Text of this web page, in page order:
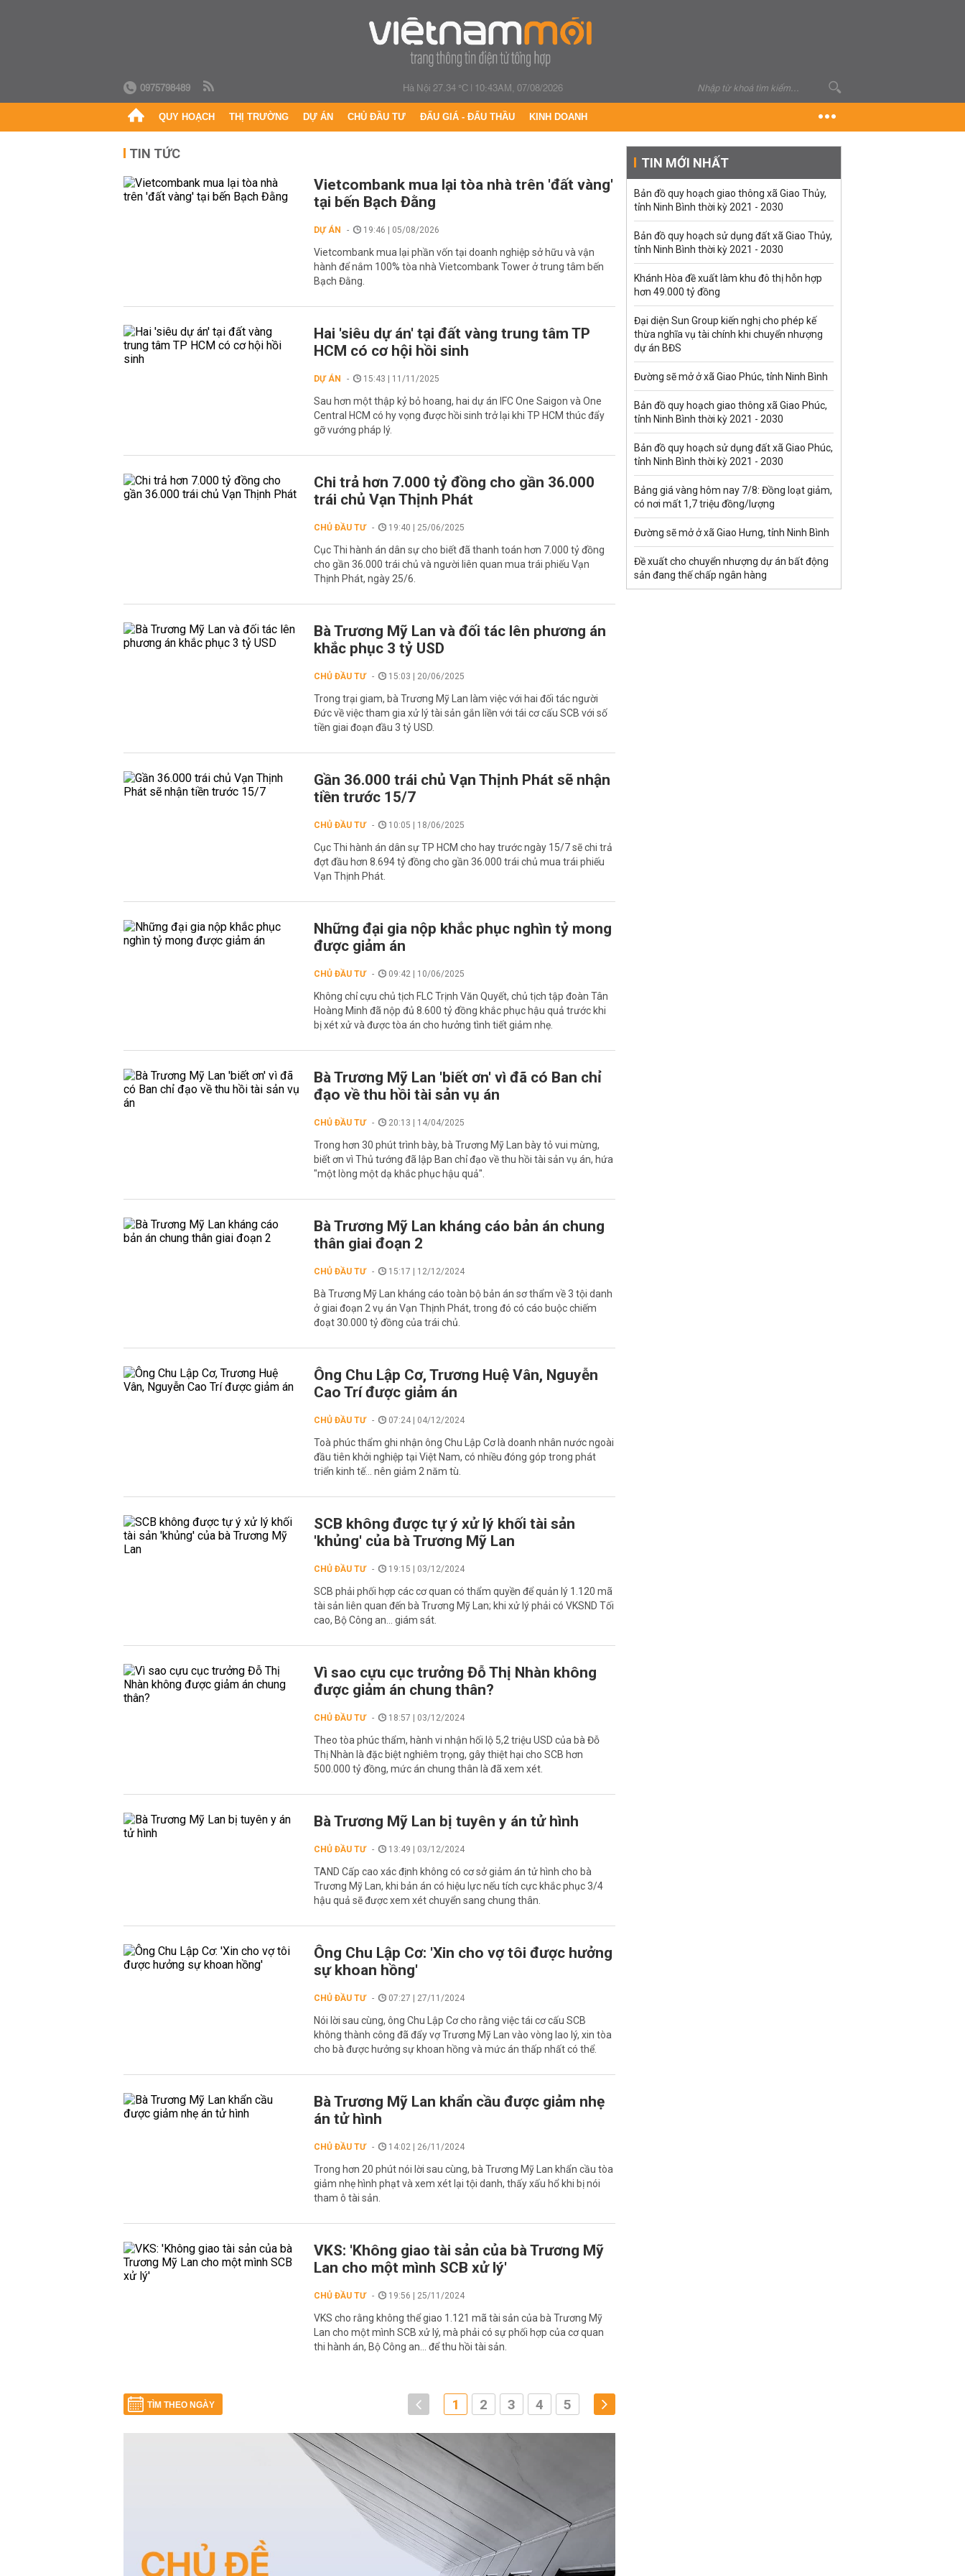
0975798489 Hà Nội 27.34 °C| 10:43AM, 07/08/2026
QUY HOẠCH THỊ TRƯỜNG DỰ ÁN CHỦ ĐẦU TƯ ĐẤU GIÁ - ĐẤU THẦU KINH DOANH
TIN TỨC
Vietcombank mua lại tòa nhà trên 'đất vàng'
tại bến Bạch Đằng
DỰ ÁN 19:46 | 05/08/2026
Vietcombank mua lại phần vốn tại doanh nghiệp sở hữu và vận
hành để nắm 100% tòa nhà Vietcombank Tower ở trung tâm bến
Bạch Đằng.
Hai 'siêu dự án' tại đất vàng trung tâm TP
HCM có cơ hội hồi sinh
DỰ ÁN 15:43 | 11/11/2025
Sau hơn một thập kỷ bỏ hoang, hai dự án IFC One Saigon và One
Central HCM có hy vọng được hồi sinh trở lại khi TP HCM thúc đẩy
gỡ vướng pháp lý.
Chi trả hơn 7.000 tỷ đồng cho gần 36.000
trái chủ Vạn Thịnh Phát
CHỦ ĐẦU TƯ 19:40 | 25/06/2025
Cục Thi hành án dân sự cho biết đã thanh toán hơn 7.000 tỷ đồng
cho gần 36.000 trái chủ và người liên quan mua trái phiếu Vạn
Thịnh Phát, ngày 25/6.
Bà Trương Mỹ Lan và đối tác lên phương án
khắc phục 3 tỷ USD
CHỦ ĐẦU TƯ 15:03 | 20/06/2025
Trong trại giam, bà Trương Mỹ Lan làm việc với hai đối tác người
Đức về việc tham gia xử lý tài sản gắn liền với tái cơ cấu SCB với số
tiền giai đoạn đầu 3 tỷ USD.
Gần 36.000 trái chủ Vạn Thịnh Phát sẽ nhận
tiền trước 15/7
CHỦ ĐẦU TƯ 10:05 | 18/06/2025
Cục Thi hành án dân sự TP HCM cho hay trước ngày 15/7 sẽ chi trả
đợt đầu hơn 8.694 tỷ đồng cho gần 36.000 trái chủ mua trái phiếu
Vạn Thịnh Phát.
Những đại gia nộp khắc phục nghìn tỷ mong
được giảm án
CHỦ ĐẦU TƯ 09:42 | 10/06/2025
Không chỉ cựu chủ tịch FLC Trịnh Văn Quyết, chủ tịch tập đoàn Tân
Hoàng Minh đã nộp đủ 8.600 tỷ đồng khắc phục hậu quả trước khi
bị xét xử và được tòa án cho hưởng tình tiết giảm nhẹ.
Bà Trương Mỹ Lan 'biết ơn' vì đã có Ban chỉ
đạo về thu hồi tài sản vụ án
CHỦ ĐẦU TƯ 20:13 | 14/04/2025
Trong hơn 30 phút trình bày, bà Trương Mỹ Lan bày tỏ vui mừng,
biết ơn vì Thủ tướng đã lập Ban chỉ đạo về thu hồi tài sản vụ án, hứa
"một lòng một dạ khắc phục hậu quả".
Bà Trương Mỹ Lan kháng cáo bản án chung
thân giai đoạn 2
CHỦ ĐẦU TƯ 15:17 | 12/12/2024
Bà Trương Mỹ Lan kháng cáo toàn bộ bản án sơ thẩm về 3 tội danh
ở giai đoạn 2 vụ án Vạn Thịnh Phát, trong đó có cáo buộc chiếm
đoạt 30.000 tỷ đồng của trái chủ.
Ông Chu Lập Cơ, Trương Huệ Vân, Nguyễn
Cao Trí được giảm án
CHỦ ĐẦU TƯ 07:24 | 04/12/2024
Toà phúc thẩm ghi nhận ông Chu Lập Cơ là doanh nhân nước ngoài
đầu tiên khởi nghiệp tại Việt Nam, có nhiều đóng góp trong phát
triển kinh tế... nên giảm 2 năm tù.
SCB không được tự ý xử lý khối tài sản
'khủng' của bà Trương Mỹ Lan
CHỦ ĐẦU TƯ 19:15 | 03/12/2024
SCB phải phối hợp các cơ quan có thẩm quyền để quản lý 1.120 mã
tài sản liên quan đến bà Trương Mỹ Lan; khi xử lý phải có VKSND Tối
cao, Bộ Công an... giám sát.
Vì sao cựu cục trưởng Đỗ Thị Nhàn không
được giảm án chung thân?
CHỦ ĐẦU TƯ 18:57 | 03/12/2024
Theo tòa phúc thẩm, hành vi nhận hối lộ 5,2 triệu USD của bà Đỗ
Thị Nhàn là đặc biệt nghiêm trọng, gây thiệt hại cho SCB hơn
500.000 tỷ đồng, mức án chung thân là đã xem xét.
Bà Trương Mỹ Lan bị tuyên y án tử hình
CHỦ ĐẦU TƯ 13:49 | 03/12/2024
TAND Cấp cao xác định không có cơ sở giảm án tử hình cho bà
Trương Mỹ Lan, khi bản án có hiệu lực nếu tích cực khắc phục 3/4
hậu quả sẽ được xem xét chuyển sang chung thân.
Ông Chu Lập Cơ: 'Xin cho vợ tôi được hưởng
sự khoan hồng'
CHỦ ĐẦU TƯ 07:27 | 27/11/2024
Nói lời sau cùng, ông Chu Lập Cơ cho rằng việc tái cơ cấu SCB
không thành công đã đẩy vợ Trương Mỹ Lan vào vòng lao lý, xin tòa
cho bà được hưởng sự khoan hồng và mức án thấp nhất có thể.
Bà Trương Mỹ Lan khẩn cầu được giảm nhẹ
án tử hình
CHỦ ĐẦU TƯ 14:02 | 26/11/2024
Trong hơn 20 phút nói lời sau cùng, bà Trương Mỹ Lan khẩn cầu tòa
giảm nhẹ hình phạt và xem xét lại tội danh, thấy xấu hổ khi bị nói
tham ô tài sản.
VKS: 'Không giao tài sản của bà Trương Mỹ
Lan cho một mình SCB xử lý'
CHỦ ĐẦU TƯ 19:56 | 25/11/2024
VKS cho rằng không thể giao 1.121 mã tài sản của bà Trương Mỹ
Lan cho một mình SCB xử lý, mà phải có sự phối hợp của cơ quan
thi hành án, Bộ Công an... để thu hồi tài sản.
TÌM THEO NGÀY 1 2 3 4 5
TIN MỚI NHẤT
Bản đồ quy hoạch giao thông xã Giao Thủy,
tỉnh Ninh Bình thời kỳ 2021 - 2030
Bản đồ quy hoạch sử dụng đất xã Giao Thủy,
tỉnh Ninh Bình thời kỳ 2021 - 2030
Khánh Hòa đề xuất làm khu đô thị hỗn hợp
hơn 49.000 tỷ đồng
Đại diện Sun Group kiến nghị cho phép kế
thừa nghĩa vụ tài chính khi chuyển nhượng
dự án BĐS
Đường sẽ mở ở xã Giao Phúc, tỉnh Ninh Bình
Bản đồ quy hoạch giao thông xã Giao Phúc,
tỉnh Ninh Bình thời kỳ 2021 - 2030
Bản đồ quy hoạch sử dụng đất xã Giao Phúc,
tỉnh Ninh Bình thời kỳ 2021 - 2030
Bảng giá vàng hôm nay 7/8: Đồng loạt giảm,
có nơi mất 1,7 triệu đồng/lượng
Đường sẽ mở ở xã Giao Hưng, tỉnh Ninh Bình
Đề xuất cho chuyển nhượng dự án bất động
sản đang thế chấp ngân hàng